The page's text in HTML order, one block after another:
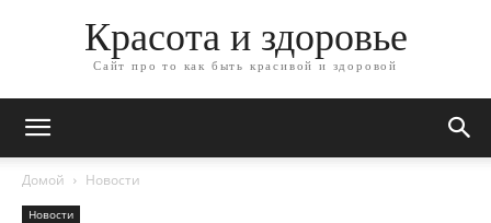
Красота и здоровье
Сайт про то как быть красивой и здоровой
Домой Новости
Новости